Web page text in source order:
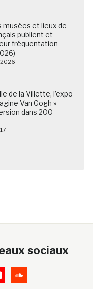
musées et lieux de
publient et
fréquentation
de la Villette, l’expo
Van Gogh »
dans 200
sociaux